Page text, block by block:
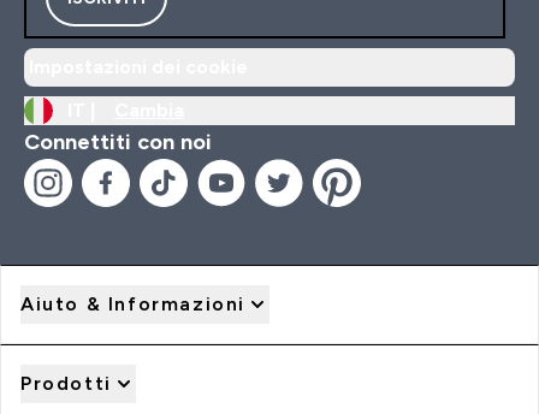
Connettiti con noi
Aiuto & Informazioni
Prodotti